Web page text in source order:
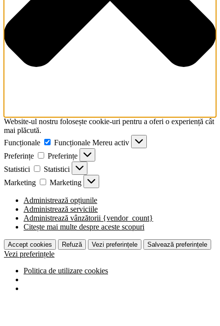
Website-ul nostru folosește cookie-uri pentru a oferi o experiență cât
mai plăcută.
Funcționale
Funcționale Mereu activ
Preferințe
Preferințe
Statistici
Statistici
Marketing
Marketing
Administrează opțiunile
Administrează serviciile
Administrează vânzătorii {vendor_count}
Citește mai multe despre aceste scopuri
Accept cookies Refuză Vezi preferințele Salvează preferințele
Vezi preferințele
Politica de utilizare cookies